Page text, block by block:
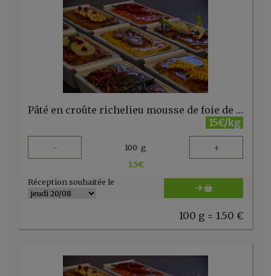
Pâté en croûte richelieu mousse de foie de volaille & pistache - Salaisons de la Semois - non bio
15€/kg
- 100 g +
1.5€
Réception souhaitée le
100 g = 1.50 €